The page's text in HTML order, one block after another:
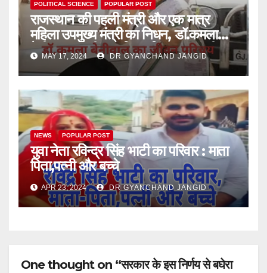
POLITICAL SCIENCE POPULAR POST
राजस्थान की पहली मंत्री और एक मात्र
महिला उपमुख्य मंत्री का निधन, डॉ.कमला
बेनीवाल का जीवन परिचय(विधायक, मंत्री,उप
मुख्यमंत्री, राज्यपाल के रूप में)
MAY 17, 2024 DR GYANCHAND JANGID
NEWS POPULAR POST
युवा नेता रविन्द्र सिंह भाटी का परिवार : माता
पिता,पत्नी और बच्चे
APR 23, 2024 DR GYANCHAND JANGID
One thought on “सरकार के इस निर्णय से बघेरा